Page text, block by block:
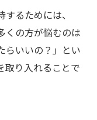
るためには、
くの方が悩むのは
らいいの？」とい
取り入れることで